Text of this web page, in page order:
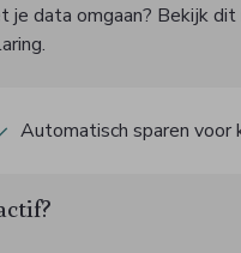
je data omgaan? Bekijk dit
Automatisch sparen voor